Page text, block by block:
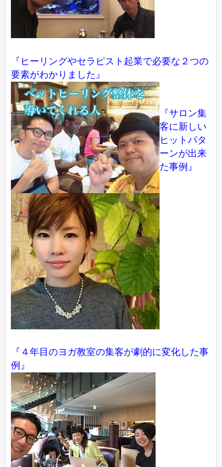
『ヒーリングやセラピスト起業で必要な２つの
要素がわかりました』
『サロン集
客に新しい
ヒットパタ
ーンが出来
た事例』
『４年目のヨガ教室の集客が劇的に変化した事
例』